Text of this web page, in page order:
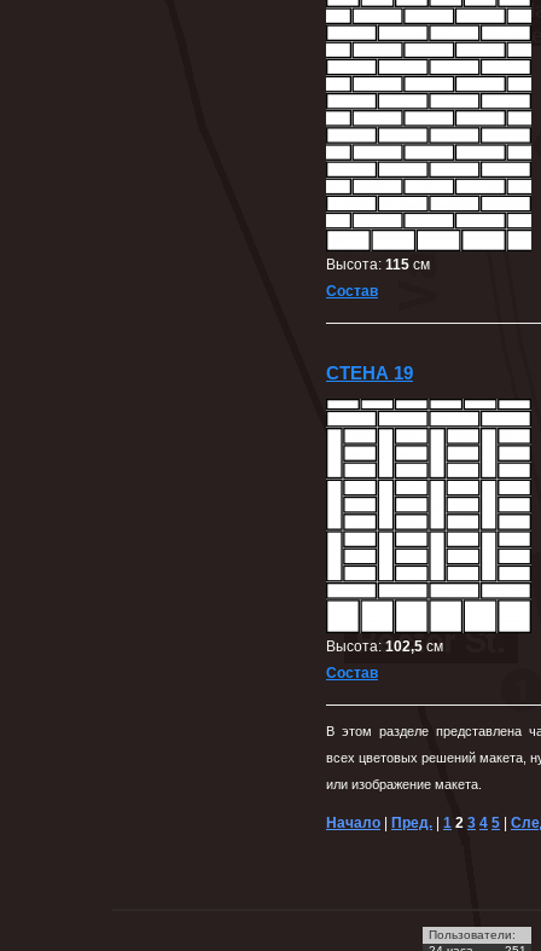
Высота: 115 cм
Состав
СТЕНА 19
Высота: 102,5 cм
Состав
В этом разделе представлена
всех цветовых решений макета,
или изображение макета.
Начало Пред. 1 2 3 4 5
Пользователи: